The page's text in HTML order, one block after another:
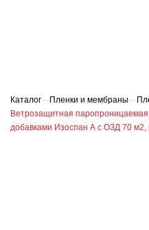
ПРОФЛИСТ
ФАСАДЫ
Каталог—Пленки и мембраны—
Ветрозащитная
добавками Изоспан А с ОЗД 70 м2,